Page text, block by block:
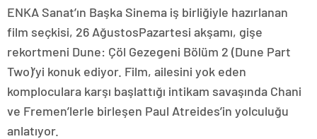
ENKA Sanat’ın Başka Sinema iş birliğiyle hazırlanan
film seçkisi, 26 AğustosPazartesi akşamı, gişe
rekortmeni Dune: Çöl Gezegeni Bölüm 2 (Dune Part
Two)’yi konuk ediyor. Film, ailesini yok eden
komploculara karşı başlattığı intikam savaşında Chani
ve Fremen’lerle birleşen Paul Atreides’in yolculuğu
anlatıyor.